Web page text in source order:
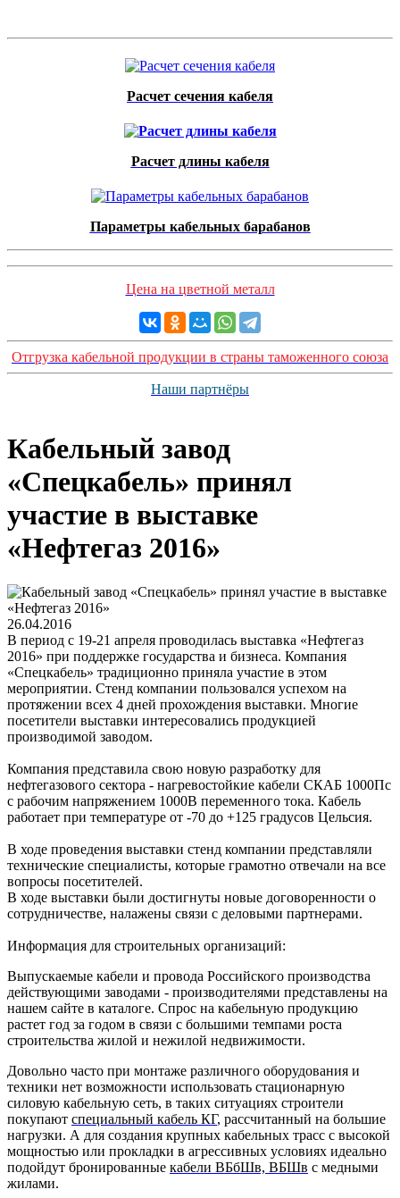
Расчет сечения кабеля
Расчет длины кабеля
Параметры кабельных барабанов
Цена на цветной металл
Отгрузка кабельной продукции в страны таможенного союза
Наши партнёры
Кабельный завод
«Спецкабель» принял
участие в выставке
«Нефтегаз 2016»
26.04.2016
В период с 19-21 апреля проводилась выставка «Нефтегаз
2016» при поддержке государства и бизнеса. Компания
«Спецкабель» традиционно приняла участие в этом
мероприятии. Стенд компании пользовался успехом на
протяжении всех 4 дней прохождения выставки. Многие
посетители выставки интересовались продукцией
производимой заводом.
Компания представила свою новую разработку для
нефтегазового сектора - нагревостойкие кабели СКАБ 1000Пс
с рабочим напряжением 1000В переменного тока. Кабель
работает при температуре от -70 до +125 градусов Цельсия.
В ходе проведения выставки стенд компании представляли
технические специалисты, которые грамотно отвечали на все
вопросы посетителей.
В ходе выставки были достигнуты новые договоренности о
сотрудничестве, налажены связи с деловыми партнерами.
Информация для строительных организаций:
Выпускаемые кабели и провода Российского производства
действующими заводами - производителями представлены на
нашем сайте в каталоге. Спрос на кабельную продукцию
растет год за годом в связи с большими темпами роста
строительства жилой и нежилой недвижимости.
Довольно часто при монтаже различного оборудования и
техники нет возможности использовать стационарную
силовую кабельную сеть, в таких ситуациях строители
покупают специальный кабель КГ, рассчитанный на большие
нагрузки. А для создания крупных кабельных трасс с высокой
мощностью или прокладки в агрессивных условиях идеально
подойдут бронированные кабели ВБбШв, ВБШв с медными
жилами.